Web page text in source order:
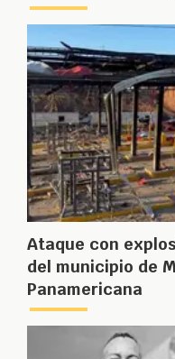
Ataque con
del municipio de
Panamericana